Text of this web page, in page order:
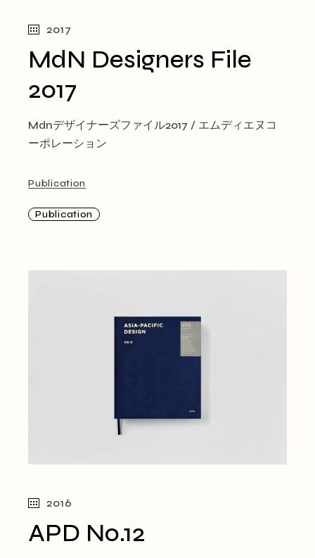
2017
MdN Designers File
2017
Mdnデザイナーズファイル2017 / エムディエヌコ
ーポレーション
Publication
Publication
2016
APD No.12